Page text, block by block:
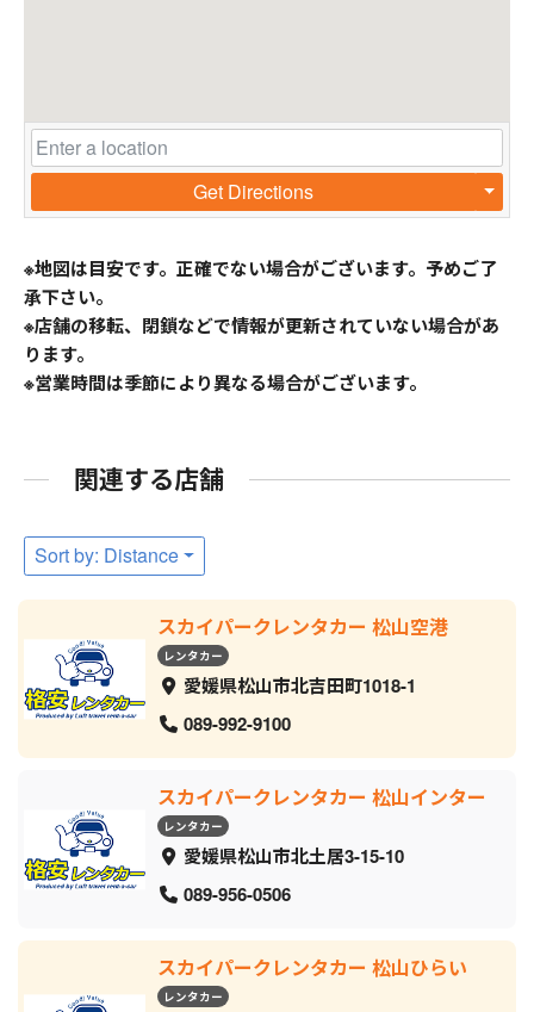
Get Directions
※地図は目安です。正確でない場合がございます。予めご了
承下さい。
※店舗の移転、閉鎖などで情報が更新されていない場合があ
ります。
※営業時間は季節により異なる場合がございます。
関連する店舗
Sort by: Distance
スカイパークレンタカー 松山空港
レンタカー
愛媛県松山市北吉田町1018-1
089-992-9100
スカイパークレンタカー 松山インター
レンタカー
愛媛県松山市北土居3-15-10
089-956-0506
スカイパークレンタカー 松山ひらい
レンタカー